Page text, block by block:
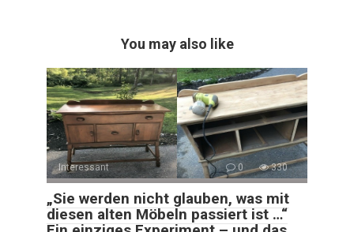
You may also like
Interessant 0 330
„Sie werden nicht glauben, was mit
diesen alten Möbeln passiert ist …“